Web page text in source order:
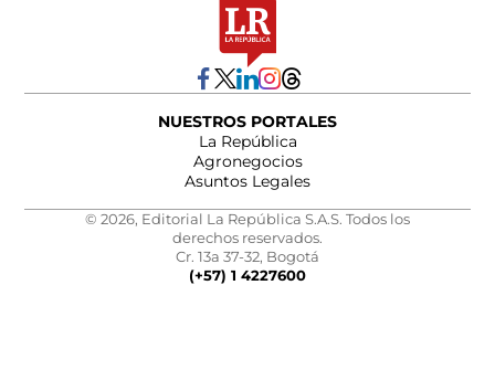
NUESTROS PORTALES
La República
Agronegocios
Asuntos Legales
© 2026, Editorial La República S.A.S. Todos los
derechos reservados.
Cr. 13a 37-32, Bogotá
(+57) 1 4227600